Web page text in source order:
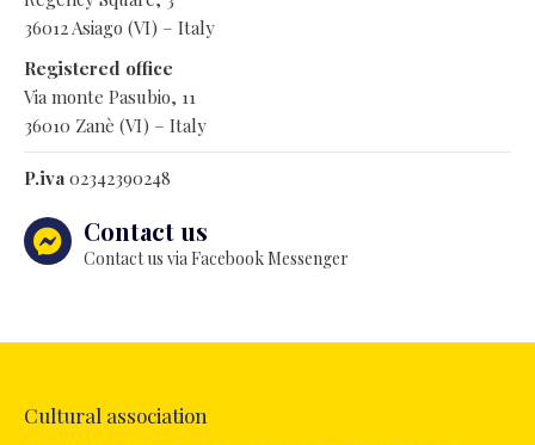
36012 Asiago (VI) – Italy
Registered office
Via monte Pasubio, 11
36010 Zanè (VI) – Italy
P.iva 02342390248
Contact us
Contact us via Facebook Messenger
Cultural association